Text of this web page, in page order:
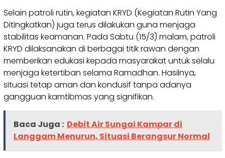
Selain patroli rutin, kegiatan KRYD (Kegiatan Rutin Yang
Ditingkatkan) juga terus dilakukan guna menjaga
stabilitas keamanan. Pada Sabtu (15/3) malam, patroli
KRYD dilaksanakan di berbagai titik rawan dengan
memberikan edukasi kepada masyarakat untuk selalu
menjaga ketertiban selama Ramadhan. Hasilnya,
situasi tetap aman dan kondusif tanpa adanya
gangguan kamtibmas yang signifikan.
Baca Juga : Debit Air Sungai Kampar di
Langgam Menurun, Situasi Berangsur Normal